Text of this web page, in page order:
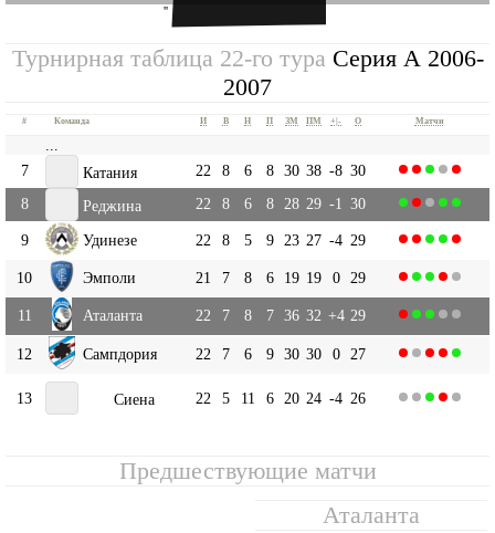
''
Турнирная таблица 22-го тура Серия А 2006-
2007
# Команда И В Н П ЗМ ПМ +|- О Матчи
7
Катания 22 8 6 8 30 38 -8 30
8
Реджина 22 8 6 8 28 29 -1 30
9 Удинезе 22 8 5 9 23 27 -4 29
10 Эмполи 21 7 8 6 19 19 0 29
11 Аталанта 22 7 8 7 36 32 +4 29
12 Сампдория 22 7 6 9 30 30 0 27
13 Сиена 22 5 11 6 20 24 -4 26
Предшествующие матчи
Аталанта